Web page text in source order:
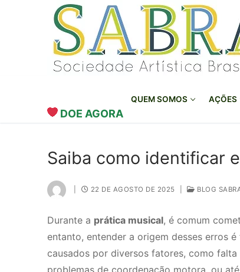
DOE AGORA
QUEM SOMOS AÇÕES
Saiba como identificar
22 DE AGOSTO DE 2025 BLOG
Durante a prática musical, é comum
entanto, entender a origem desses erros
causados por diversos fatores, como